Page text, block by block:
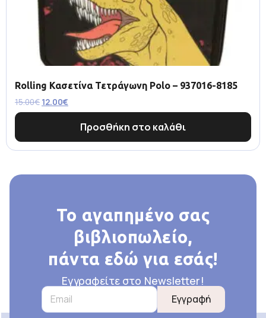
Rolling Κασετίνα Τετράγωνη Polo – 937016-8185
15.00€ 12.00€
Προσθήκη στο καλάθι
Το αγαπημένο σας
βιβλιοπωλείο,
πάντα εδώ για εσάς!
Εγγραφείτε στο Newsletter!
Εγγραφή